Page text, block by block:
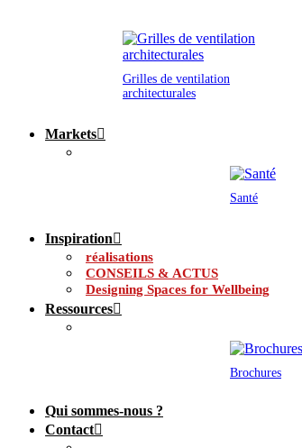
Grilles de ventilation
architecturales
Markets
Santé
Inspiration
réalisations
CONSEILS & ACTUS
Designing Spaces for Wellbeing
Ressources
Brochures
Qui sommes-nous ?
Contact